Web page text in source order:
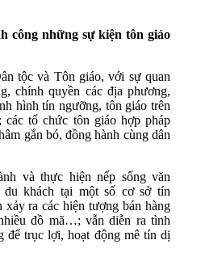
công những sự kiện tôn giáo
tộc và Tôn giáo, với sự quan
chính quyền các địa phương,
hình tín ngưỡng, tôn giáo trên
tổ chức tôn giáo hợp pháp
gắn bó, đồng hành cùng dân
và thực hiện nếp sống văn
khách tại một số cơ sở tín
xảy ra các hiện tượng bán hàng
đồ mã…; vẫn diễn ra tình
để trục lợi, hoạt động mê tín dị